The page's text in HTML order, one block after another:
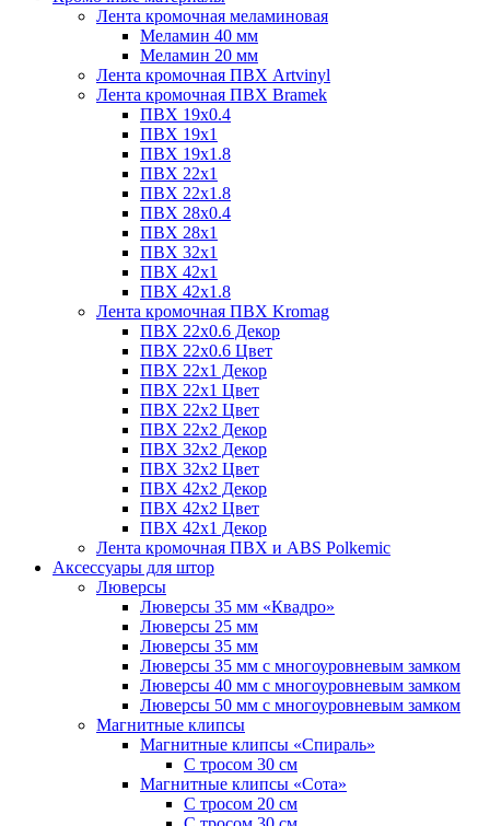
Лента кромочная меламиновая
Меламин 40 мм
Меламин 20 мм
Лента кромочная ПВХ Artvinyl
Лента кромочная ПВХ Bramek
ПВХ 19x0.4
ПВХ 19х1
ПВХ 19х1.8
ПВХ 22х1
ПВХ 22х1.8
ПВХ 28х0.4
ПВХ 28х1
ПВХ 32x1
ПВХ 42х1
ПВХ 42х1.8
Лента кромочная ПВХ Kromag
ПВХ 22x0.6 Декор
ПВХ 22x0.6 Цвет
ПВХ 22x1 Декор
ПВХ 22x1 Цвет
ПВХ 22x2 Цвет
ПВХ 22x2 Декор
ПВХ 32x2 Декор
ПВХ 32x2 Цвет
ПВХ 42x2 Декор
ПВХ 42x2 Цвет
ПВХ 42x1 Декор
Лента кромочная ПВХ и ABS Polkemic
Аксессуары для штор
Люверсы
Люверсы 35 мм «Квадро»
Люверсы 25 мм
Люверсы 35 мм
Люверсы 35 мм с многоуровневым замком
Люверсы 40 мм с многоуровневым замком
Люверсы 50 мм с многоуровневым замком
Магнитные клипсы
Магнитные клипсы «Спираль»
С тросом 30 см
Магнитные клипсы «Сота»
С тросом 20 см